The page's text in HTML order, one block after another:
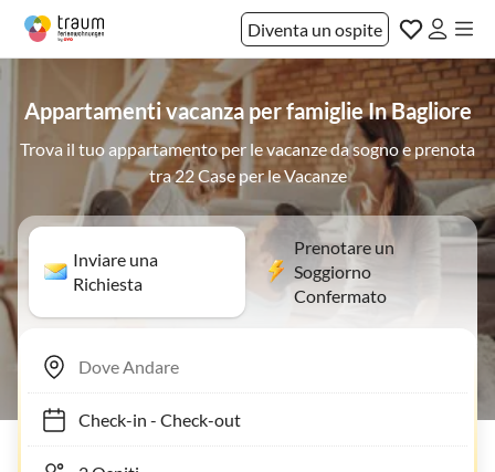
Diventa un ospite
Appartamenti vacanza per famiglie In Bagliore
Trova il tuo appartamento per le vacanze da sogno e prenota
tra 22 Case per le Vacanze
Inviare una
Richiesta
Prenotare un
Soggiorno
Confermato
Check-in- Check-out